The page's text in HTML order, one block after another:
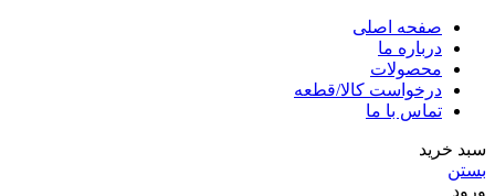
صفحه اصلی
درباره ما
محصولات
درخواست کالا/قطعه
تماس با ما
سبد خرید
بستن
ورود